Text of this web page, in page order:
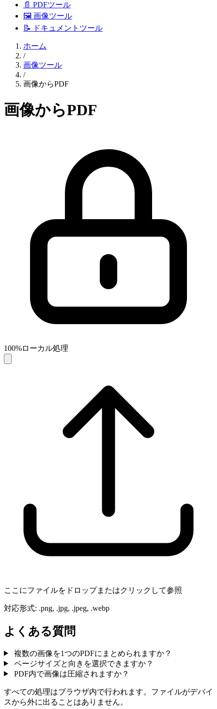
📄 PDFツール
🖼️ 画像ツール
📝 ドキュメントツール
ホーム
/
画像ツール
/
画像からPDF
画像からPDF
100%ローカル処理
ここにファイルをドロップまたはクリックして参照
対応形式: .png, .jpg, .jpeg, .webp
よくある質問
複数の画像を1つのPDFにまとめられますか？
ページサイズと向きを選択できますか？
PDF内で画像は圧縮されますか？
すべての処理はブラウザ内で行われます。ファイルがデバイ
スから外に出ることはありません。